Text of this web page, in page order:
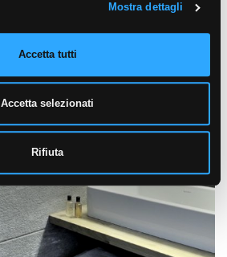
Mostra dettagli
Accetta tutti
Accetta selezionati
Rifiuta